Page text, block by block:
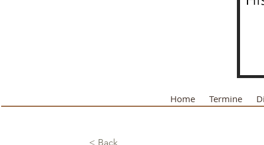
Home Termine
< Back